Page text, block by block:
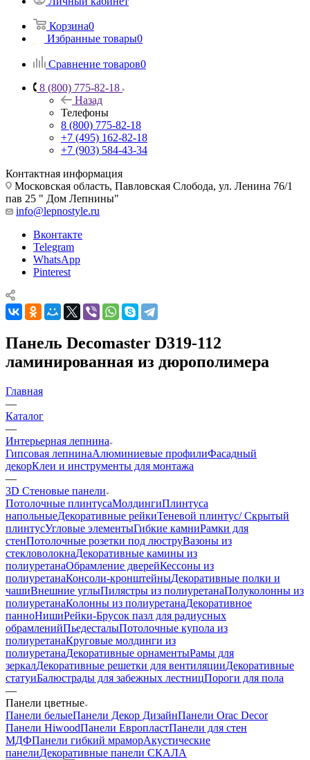
Корзина0
Избранные товары0
Сравнение товаров0
8 (800) 775-82-18
Назад
Телефоны
8 (800) 775-82-18
+7 (495) 162-82-18
+7 (903) 584-43-34
Контактная информация
Московская область, Павловская Слобода, ул. Ленина 76/1
пав 25 " Дом Лепнины"
info@lepnostyle.ru
Вконтакте
Telegram
WhatsApp
Pinterest
Панель Decomaster D319-112
ламинированная из дюрополимера
Главная
—
Каталог
—
Интерьерная лепнина
Гипсовая лепнинаАлюминиевые профилиФасадный
декорКлеи и инструменты для монтажа
—
3D Стеновые панели
Потолочные плинтусаМолдингиПлинтуса
напольныеДекоративные рейкиТеневой плинтус/ Скрытый
плинтусУгловые элементыГибкие камниРамки для
стенПотолочные розетки под люструВазоны из
стекловолокнаДекоративные камины из
полиуретанаОбрамление дверейКессоны из
полиуретанаКонсоли-кронштейныДекоративные полки и
чашиВнешние углыПилястры из полиуретанаПолуколонны из
полиуретанаКолонны из полиуретанаДекоративное
панноНишиРейки-Брусок пазл для радиусных
обрамленийПьедесталыПотолочные купола из
полиуретанаКруговые молдинги из
полиуретанаДекоративные орнаментыРамы для
зеркалДекоративные решетки для вентиляцииДекоративные
статуиБалюстрады для забежных лестницПороги для пола
—
Панели цветные
Панели белыеПанели Декор ДизайнПанели Orac Decor
Панели HiwoodПанели ЕвропластПанели для стен
МДФПанели гибкий мраморАкустические
панелиДекоративные панели СКАЛА